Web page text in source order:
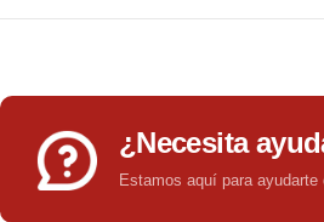
¿Necesita
Estamos aquí para ayudarte